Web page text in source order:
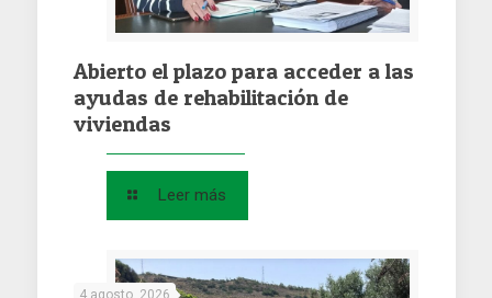
Abierto el plazo para acceder a las
ayudas de rehabilitación de
viviendas
Leer más
4 agosto, 2026